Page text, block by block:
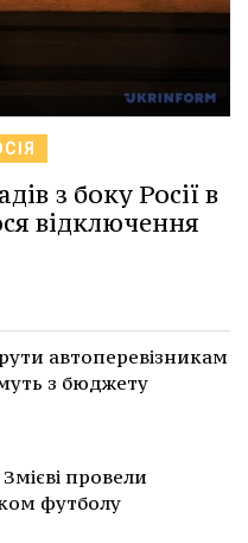
з боку Росії в
відключення
автоперевізникам
з бюджету
провели
футболу